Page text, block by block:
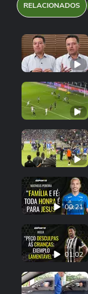
RELACIONADOS
00:21
01:02